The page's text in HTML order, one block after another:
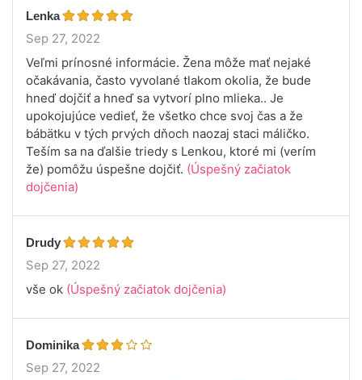
Lenka
Sep 27, 2022
Veľmi prínosné informácie. Žena môže mať nejaké
očakávania, často vyvolané tlakom okolia, že bude
hneď dojčiť a hneď sa vytvorí plno mlieka.. Je
upokojujúce vedieť, že všetko chce svoj čas a že
bábätku v tých prvých dňoch naozaj staci máličko.
Teším sa na ďalšie triedy s Lenkou, ktoré mi (verím
že) pomôžu úspešne dojčiť. (Úspešný začiatok
dojčenia)
Drudy
Sep 27, 2022
vše ok (Úspešný začiatok dojčenia)
Dominika
Sep 27, 2022